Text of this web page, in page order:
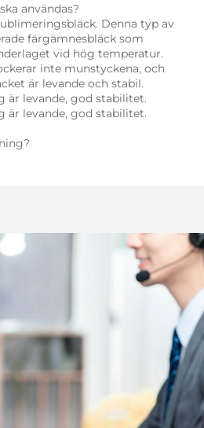
användas?
Denna typ av
färgämnesbläck som
vid hög temperatur.
inte munstyckena, och
är levande och stabil.
är levande, god stabilitet.
är levande, god stabilitet.